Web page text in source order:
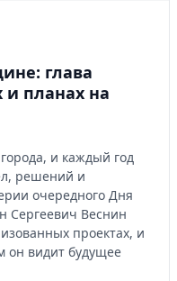
глава
и планах на
и каждый год
решений и
очередного Дня
Сергеевич Веснин
проектах, и
он видит будущее